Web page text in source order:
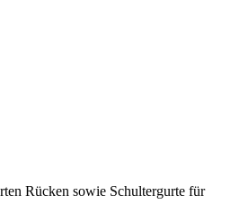
Rücken sowie Schultergurte für